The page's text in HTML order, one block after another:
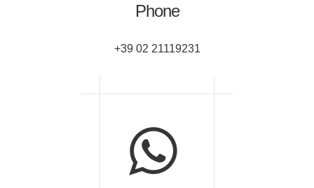
Phone
+39 02 21119231